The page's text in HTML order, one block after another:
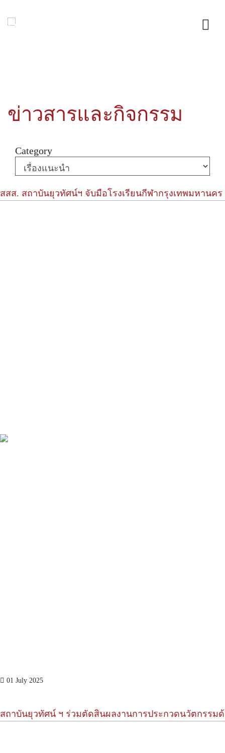
ข่าวสารและกิจกรรม
Category
สสส. สถาบันยุวทัศน์ฯ จับมือโรงเรียนกีฬากรุงเทพมหานค
01 July 2025
สถาบันยุวทัศน์ ฯ ร่วมตัดสินผลงานการประกวดนวัตกรรม